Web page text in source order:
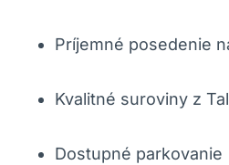
Príjemné posedenie
Kvalitné suroviny z
Dostupné parkovanie